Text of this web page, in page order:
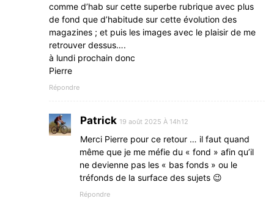
comme d’hab sur cette superbe rubrique avec plus
de fond que d’habitude sur cette évolution des
magazines ; et puis les images avec le plaisir de me
retrouver dessus….
à lundi prochain donc
Pierre
Répondre
Patrick 19 août 2025 À 14h12
Merci Pierre pour ce retour … il faut quand
même que je me méfie du « fond » afin qu’il
ne devienne pas les « bas fonds » ou le
tréfonds de la surface des sujets 😉
Répondre